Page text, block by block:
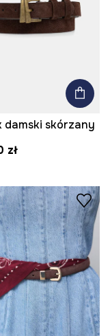
damski skórzany
zł